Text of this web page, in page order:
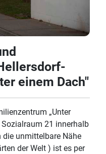
einem Dach"
„Unter
21 innerhalb
unmittelbare Nähe
der Welt ) ist es per